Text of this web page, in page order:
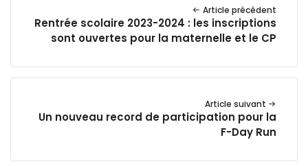
Article précédent
Rentrée scolaire 2023-2024 : les inscriptions
sont ouvertes pour la maternelle et le CP
Article suivant
Un nouveau record de participation pour la
F-Day Run